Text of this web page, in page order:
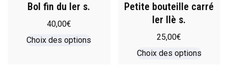
Bol fin du Ier s.
40,00€
Choix des options
Petite bouteille carré
Ier IIè s.
25,00€
Choix des options